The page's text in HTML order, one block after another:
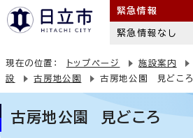
緊急情報
緊急情報なし
現在の位置： トップページ 施設案内
設
古房地公園 古房地公園 見どころ
古房地公園 見どころ